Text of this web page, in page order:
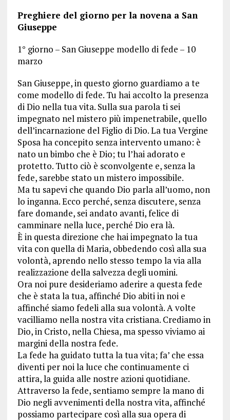
Preghiere del giorno per la novena a San
Giuseppe
1° giorno – San Giuseppe modello di fede – 10
marzo
San Giuseppe, in questo giorno guardiamo a te
come modello di fede. Tu hai accolto la presenza
di Dio nella tua vita. Sulla sua parola ti sei
impegnato nel mistero più impenetrabile, quello
dell’incarnazione del Figlio di Dio. La tua Vergine
Sposa ha concepito senza intervento umano: è
nato un bimbo che è Dio; tu l’hai adorato e
protetto. Tutto ciò è sconvolgente e, senza la
fede, sarebbe stato un mistero impossibile.
Ma tu sapevi che quando Dio parla all’uomo, non
lo inganna. Ecco perché, senza discutere, senza
fare domande, sei andato avanti, felice di
camminare nella luce, perché Dio era là.
È in questa direzione che hai impegnato la tua
vita con quella di Maria, obbedendo così alla sua
volontà, aprendo nello stesso tempo la via alla
realizzazione della salvezza degli uomini.
Ora noi pure desideriamo aderire a questa fede
che è stata la tua, affinché Dio abiti in noi e
affinché siamo fedeli alla sua volontà. A volte
vacilliamo nella nostra vita cristiana. Crediamo in
Dio, in Cristo, nella Chiesa, ma spesso viviamo ai
margini della nostra fede.
La fede ha guidato tutta la tua vita; fa’ che essa
diventi per noi la luce che continuamente ci
attira, la guida alle nostre azioni quotidiane.
Attraverso la fede, sentiamo sempre la mano di
Dio negli avvenimenti della nostra vita, affinché
possiamo partecipare così alla sua opera di